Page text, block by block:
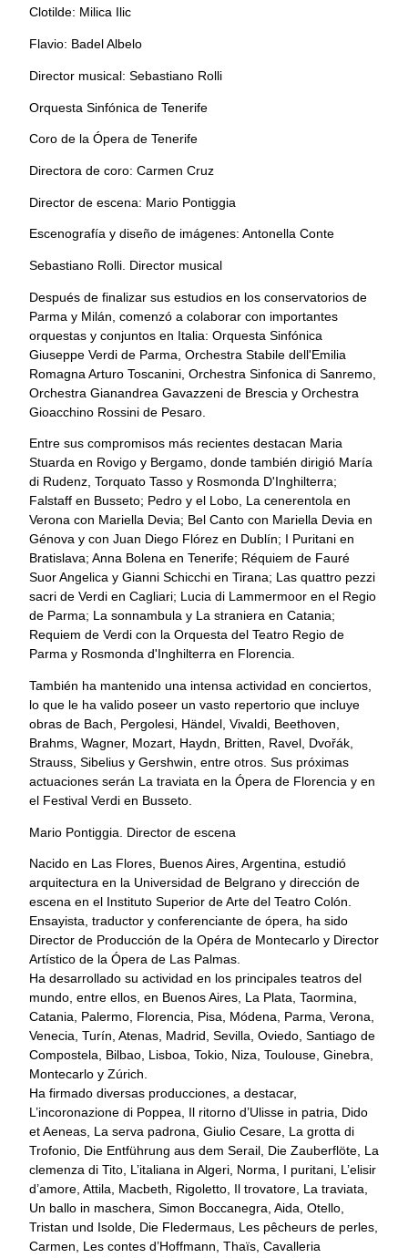
Clotilde: Milica Ilic
Flavio: Badel Albelo
Director musical: Sebastiano Rolli
Orquesta Sinfónica de Tenerife
Coro de la Ópera de Tenerife
Directora de coro: Carmen Cruz
Director de escena: Mario Pontiggia
Escenografía y diseño de imágenes: Antonella Conte
Sebastiano Rolli. Director musical
Después de finalizar sus estudios en los conservatorios de
Parma y Milán, comenzó a colaborar con importantes
orquestas y conjuntos en Italia: Orquesta Sinfónica
Giuseppe Verdi de Parma, Orchestra Stabile dell'Emilia
Romagna Arturo Toscanini, Orchestra Sinfonica di Sanremo,
Orchestra Gianandrea Gavazzeni de Brescia y Orchestra
Gioacchino Rossini de Pesaro.
Entre sus compromisos más recientes destacan Maria
Stuarda en Rovigo y Bergamo, donde también dirigió María
di Rudenz, Torquato Tasso y Rosmonda D'Inghilterra;
Falstaff en Busseto; Pedro y el Lobo, La cenerentola en
Verona con Mariella Devia; Bel Canto con Mariella Devia en
Génova y con Juan Diego Flórez en Dublín; I Puritani en
Bratislava; Anna Bolena en Tenerife; Réquiem de Fauré
Suor Angelica y Gianni Schicchi en Tirana; Las quattro pezzi
sacri de Verdi en Cagliari; Lucia di Lammermoor en el Regio
de Parma; La sonnambula y La straniera en Catania;
Requiem de Verdi con la Orquesta del Teatro Regio de
Parma y Rosmonda d'Inghilterra en Florencia.
También ha mantenido una intensa actividad en conciertos,
lo que le ha valido poseer un vasto repertorio que incluye
obras de Bach, Pergolesi, Händel, Vivaldi, Beethoven,
Brahms, Wagner, Mozart, Haydn, Britten, Ravel, Dvořák,
Strauss, Sibelius y Gershwin, entre otros. Sus próximas
actuaciones serán La traviata en la Ópera de Florencia y en
el Festival Verdi en Busseto.
Mario Pontiggia. Director de escena
Nacido en Las Flores, Buenos Aires, Argentina, estudió
arquitectura en la Universidad de Belgrano y dirección de
escena en el Instituto Superior de Arte del Teatro Colón.
Ensayista, traductor y conferenciante de ópera, ha sido
Director de Producción de la Opéra de Montecarlo y Director
Artístico de la Ópera de Las Palmas.
Ha desarrollado su actividad en los principales teatros del
mundo, entre ellos, en Buenos Aires, La Plata, Taormina,
Catania, Palermo, Florencia, Pisa, Módena, Parma, Verona,
Venecia, Turín, Atenas, Madrid, Sevilla, Oviedo, Santiago de
Compostela, Bilbao, Lisboa, Tokio, Niza, Toulouse, Ginebra,
Montecarlo y Zúrich.
Ha firmado diversas producciones, a destacar,
L’incoronazione di Poppea, Il ritorno d’Ulisse in patria, Dido
et Aeneas, La serva padrona, Giulio Cesare, La grotta di
Trofonio, Die Entführung aus dem Serail, Die Zauberflöte, La
clemenza di Tito, L’italiana in Algeri, Norma, I puritani, L’elisir
d’amore, Attila, Macbeth, Rigoletto, Il trovatore, La traviata,
Un ballo in maschera, Simon Boccanegra, Aida, Otello,
Tristan und Isolde, Die Fledermaus, Les pêcheurs de perles,
Carmen, Les contes d’Hoffmann, Thaïs, Cavalleria